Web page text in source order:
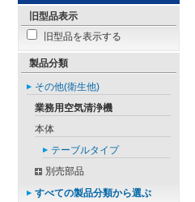
旧型品表示
旧型品を表示する
製品分類
その他(衛生他)
業務用空気清浄機
本体
テーブルタイプ
別売部品
すべての製品分類から選ぶ